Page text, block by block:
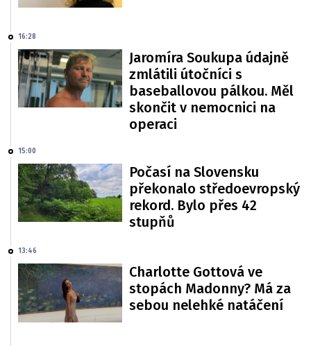
16:28
Jaromíra Soukupa údajně
zmlátili útočníci s
baseballovou pálkou. Měl
skončit v nemocnici na
operaci
15:00
Počasí na Slovensku
překonalo středoevropský
rekord. Bylo přes 42
stupňů
13:46
Charlotte Gottová ve
stopách Madonny? Má za
sebou nelehké natáčení